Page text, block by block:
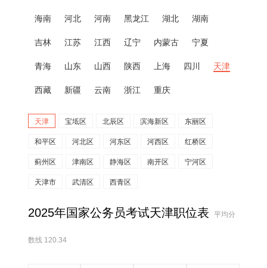
海南 河北 河南 黑龙江 湖北 湖南
吉林 江苏 江西 辽宁 内蒙古 宁夏
青海 山东 山西 陕西 上海 四川 天津
西藏 新疆 云南 浙江 重庆
天津 宝坻区 北辰区 滨海新区 东丽区
和平区 河北区 河东区 河西区 红桥区
蓟州区 津南区 静海区 南开区 宁河区
天津市 武清区 西青区
2025年国家公务员考试天津职位表 平均分
数线 120.34